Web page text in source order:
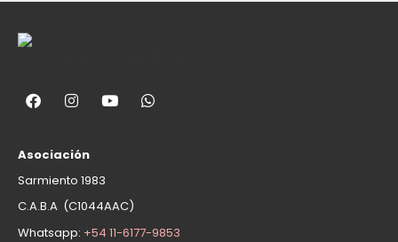
Asociación
Sarmiento 1983
C.A.B.A (C1044AAC)
Whatsapp: +54 11-6177-9853